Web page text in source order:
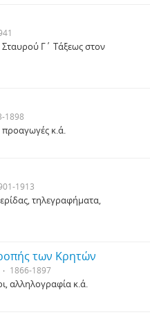
Γ΄ Τάξεως στον
1898
προαγωγές κ.ά.
1913
τηλεγραφήματα,
των Κρητών
1866-1897
αλληλογραφία κ.ά.